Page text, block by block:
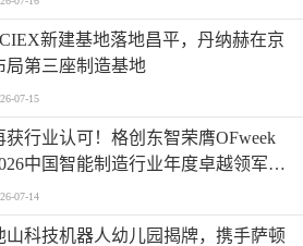
新建基地落地昌平，丹纳赫在京
局第三座制造基地
07-15
获行业认可！格创东智荣膺OFweek
中国智能制造行业年度卓越领军企
奖07-14
山科技机器人幼儿园揭牌，携手萨顿